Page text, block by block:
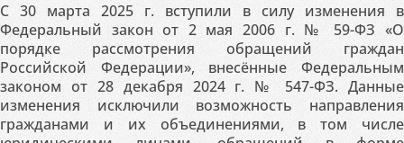
С 30 марта 2025 г. вступили в силу изменения в
Федеральный закон от 2 мая 2006 г. № 59-ФЗ «О
порядке рассмотрения обращений граждан
Российской Федерации», внесённые Федеральным
законом от 28 декабря 2024 г. № 547-ФЗ. Данные
изменения исключили возможность направления
гражданами и их объединениями, в том числе